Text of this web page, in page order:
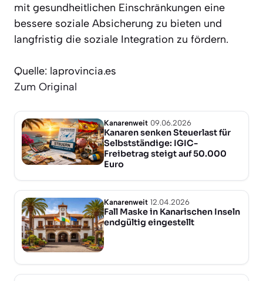
mit gesundheitlichen Einschränkungen eine
bessere soziale Absicherung zu bieten und
langfristig die soziale Integration zu fördern.
Quelle: laprovincia.es
Zum Original
Kanarenweit 09.06.2026
Kanaren senken Steuerlast für
Selbstständige: IGIC-
Freibetrag steigt auf 50.000
Euro
Kanarenweit 12.04.2026
Fall Maske in Kanarischen Inseln
endgültig eingestellt